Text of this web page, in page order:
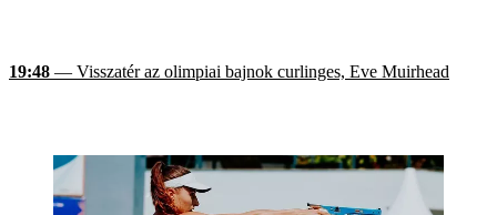
19:48 — Visszatér az olimpiai bajnok curlinges, Eve Muirhead